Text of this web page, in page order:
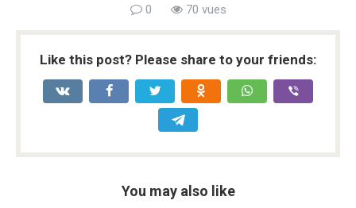
0 70 vues
Like this post? Please share to your friends:
You may also like